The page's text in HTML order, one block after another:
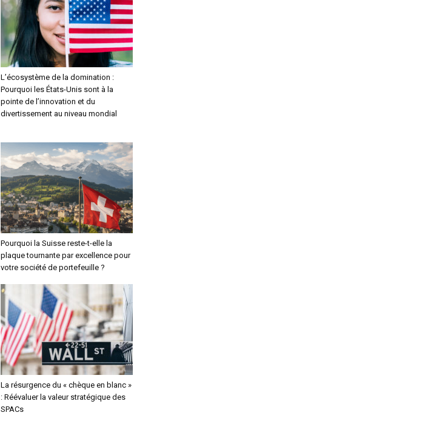
L’écosystème de la domination :
Pourquoi les États-Unis sont à la
pointe de l’innovation et du
divertissement au niveau mondial
Pourquoi la Suisse reste-t-elle la
plaque tournante par excellence pour
votre société de portefeuille ?
La résurgence du « chèque en blanc »
: Réévaluer la valeur stratégique des
SPACs